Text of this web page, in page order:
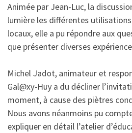
Animée par Jean-Luc, la
lumière les différentes
locaux, elle a pu répondre aux
que présenter diverses
Michel Jadot, animateur et
Gal@xy-Huy a du décliner
moment, à cause des piètres
Nous avons néanmoins pu
expliquer en détail l’atelier